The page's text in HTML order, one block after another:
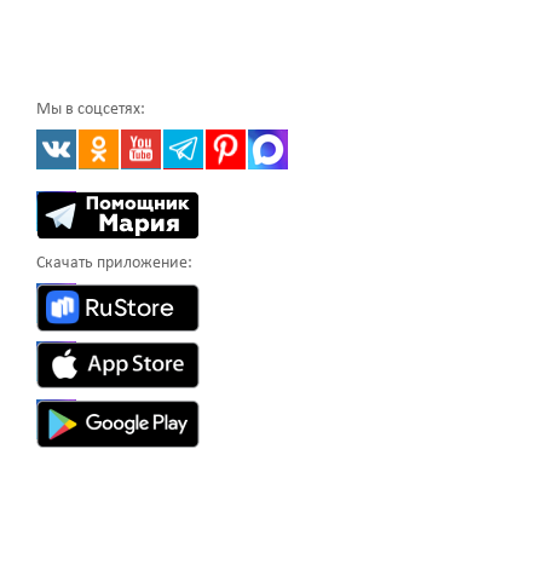
Мы в соцсетях:
Скачать приложение: